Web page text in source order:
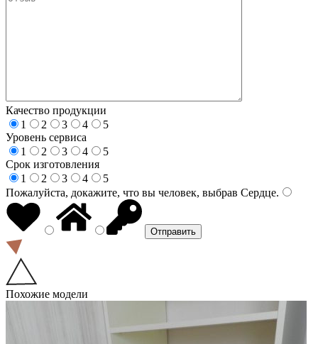
Качество продукции
1
2 3 4
5
Уровень сервиса
1
2 3 4
5
Срок изготовления
1
2 3 4
5
Пожалуйста, докажите, что вы человек, выбрав Сердце.
Похожие модели